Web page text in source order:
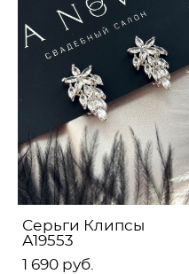
Серьги Клипсы
А19553
1 690 pуб.